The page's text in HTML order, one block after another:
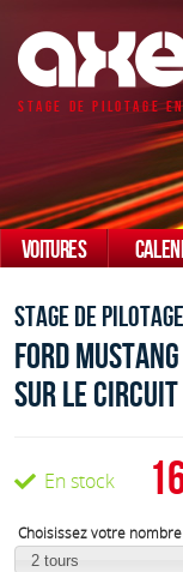
Stage De Pilotage
VOITURES
Stage de
Ford
sur le Circuit
En stock
Choisissez votre
2 tours